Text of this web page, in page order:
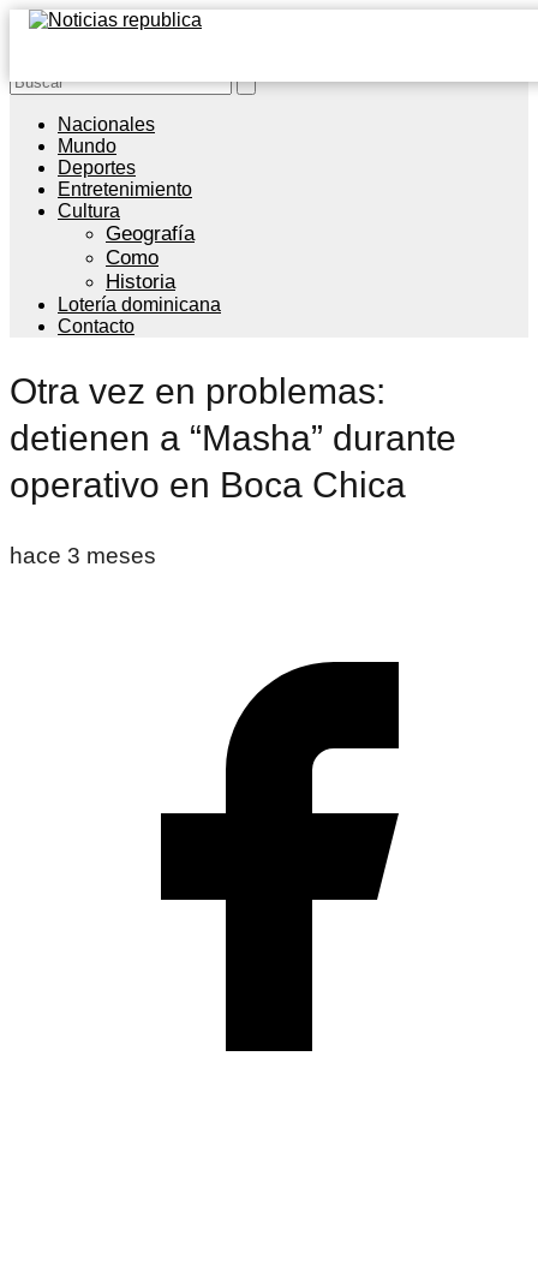
Nacionales
Mundo
Deportes
Entretenimiento
Cultura
Geografía
Como
Historia
Lotería dominicana
Contacto
Otra vez en problemas:
detienen a “Masha” durante
operativo en Boca Chica
hace 3 meses